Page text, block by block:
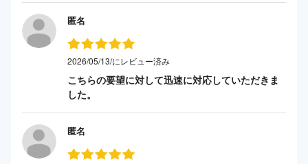
匿名
2026/05/13/にレビュー済み
こちらの要望に対して迅速に対応していただきま
した。
匿名